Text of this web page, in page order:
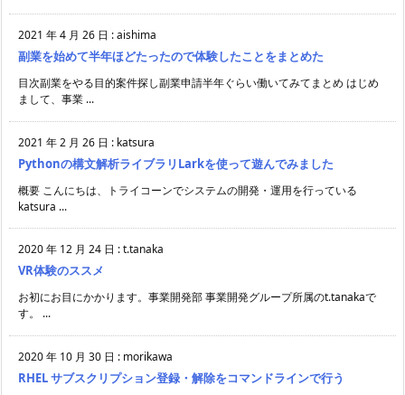
2021 年 4 月 26 日 :aishima
副業を始めて半年ほどたったので体験したことをまとめた
目次副業をやる目的案件探し副業申請半年ぐらい働いてみてまとめ はじめ
まして、事業 ...
2021 年 2 月 26 日 : katsura
Pythonの構文解析ライブラリLarkを使って遊んでみました
概要 こんにちは、トライコーンでシステムの開発・運用を行っている
katsura ...
2020 年 12 月 24 日 :t.tanaka
VR体験のススメ
お初にお目にかかります。事業開発部 事業開発グループ所属のt.tanakaで
す。 ...
2020 年 10 月 30 日 : morikawa
RHEL サブスクリプション登録・解除をコマンドラインで行う